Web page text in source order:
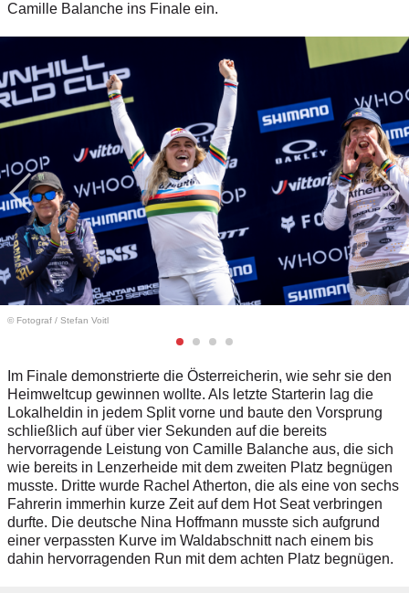
Camille Balanche ins Finale ein.
© Fotograf / Stefan Voitl
Im Finale demonstrierte die Österreicherin, wie sehr sie den
Heimweltcup gewinnen wollte. Als letzte Starterin lag die
Lokalheldin in jedem Split vorne und baute den Vorsprung
schließlich auf über vier Sekunden auf die bereits
hervorragende Leistung von Camille Balanche aus, die sich
wie bereits in Lenzerheide mit dem zweiten Platz begnügen
musste. Dritte wurde Rachel Atherton, die als eine von sechs
Fahrerin immerhin kurze Zeit auf dem Hot Seat verbringen
durfte. Die deutsche Nina Hoffmann musste sich aufgrund
einer verpassten Kurve im Waldabschnitt nach einem bis
dahin hervorragenden Run mit dem achten Platz begnügen.